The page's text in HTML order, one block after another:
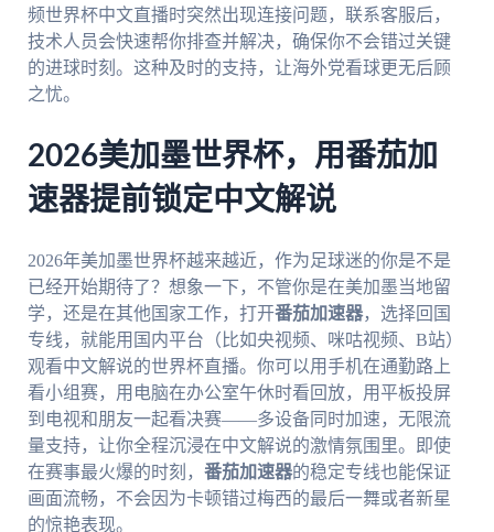
频世界杯中文直播时突然出现连接问题，联系客服后，
技术人员会快速帮你排查并解决，确保你不会错过关键
的进球时刻。这种及时的支持，让海外党看球更无后顾
之忧。
2026美加墨世界杯，用番茄加
速器提前锁定中文解说
2026年美加墨世界杯越来越近，作为足球迷的你是不是
已经开始期待了？想象一下，不管你是在美加墨当地留
学，还是在其他国家工作，打开番茄加速器，选择回国
专线，就能用国内平台（比如央视频、咪咕视频、B站）
观看中文解说的世界杯直播。你可以用手机在通勤路上
看小组赛，用电脑在办公室午休时看回放，用平板投屏
到电视和朋友一起看决赛——多设备同时加速，无限流
量支持，让你全程沉浸在中文解说的激情氛围里。即使
在赛事最火爆的时刻， 番茄加速器的稳定专线也能保证
画面流畅，不会因为卡顿错过梅西的最后一舞或者新星
的惊艳表现。